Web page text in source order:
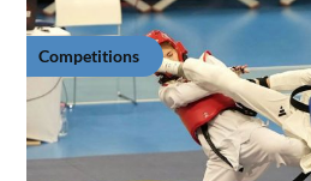
Competitions